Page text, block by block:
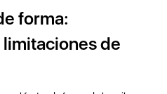
forma:
de